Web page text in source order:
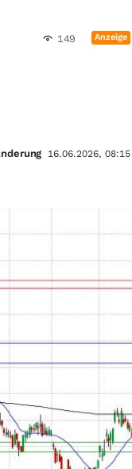
149 Anzeige
16.06.2026, 08:15